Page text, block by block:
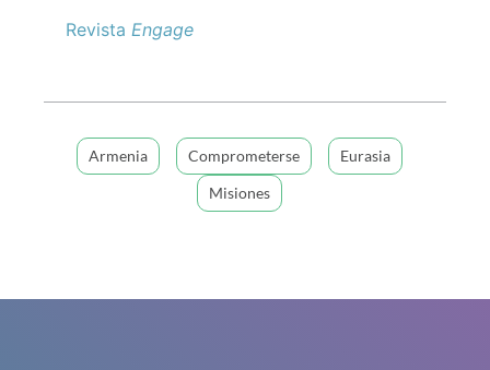
Revista Engage
Armenia Comprometerse
Eurasia
Misiones